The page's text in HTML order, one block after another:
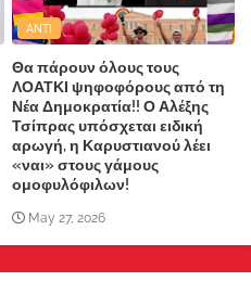
ANTI
Θα πάρουν όλους τους
ΛΟΑΤΚΙ ψηφοφόρους από τη
Νέα Δημοκρατία!! Ο Αλέξης
Τσίπρας υπόσχεται ειδική
αρωγή, η Καρυστιανού λέει
«ναι» στους γάμους
ομοφυλόφιλων!
May 27, 2026